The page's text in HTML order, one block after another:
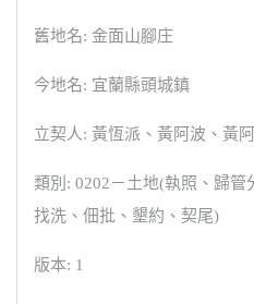
舊地名: 金面山腳庄
今地名: 宜蘭縣頭城鎮
立契人: 黃恆派、黃阿波、黃
類別: 0202－土地(執照、歸管
找洗、佃批、墾約、契尾)
版本: 1